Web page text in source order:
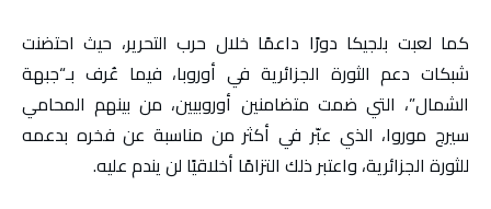
كما لعبت بلجيكا دورًا داعمًا خلال حرب التحرير، حيث احتضنت
شبكات دعم الثورة الجزائرية في أوروبا، فيما عُرف بـ“جبهة
الشمال”، التي ضمت متضامنين أوروبيين، من بينهم المحامي
سيرج موروا، الذي عبّر في أكثر من مناسبة عن فخره بدعمه
للثورة الجزائرية، واعتبر ذلك التزامًا أخلاقيًا لن يندم عليه.